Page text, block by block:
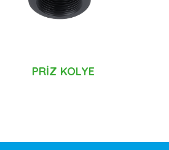
PRİZ KOLYE